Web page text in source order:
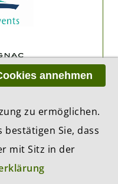
annehmen
zu ermöglichen.
bestätigen Sie, dass
mit Sitz in der